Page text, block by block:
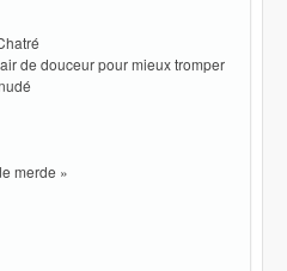
de douceur pour mieux tromper
merde »